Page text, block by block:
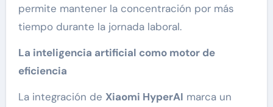
permite mantener la concentración por más
tiempo durante la jornada laboral.
La inteligencia artificial como motor de
eficiencia
La integración de Xiaomi HyperAI marca un